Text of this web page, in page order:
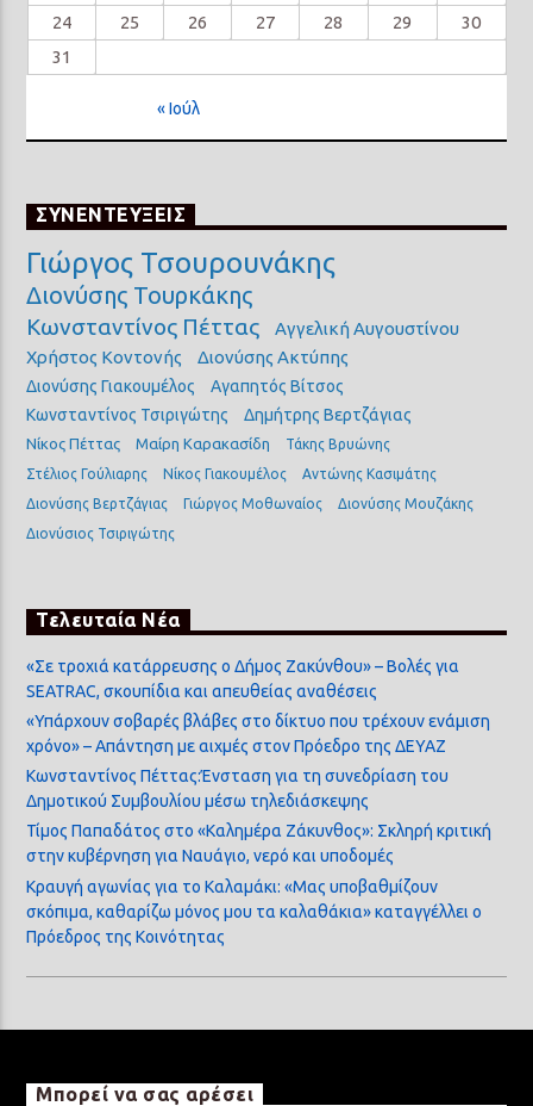
24
25 26 27 28 29
30
31
« Ιούλ
ΣΥΝΕΝΤΕΥΞΕΙΣ
Γιώργος Τσουρουνάκης
Διονύσης Τουρκάκης
Κωνσταντίνος Πέττας
Αγγελική Αυγουστίνου
Χρήστος Κοντονής
Διονύσης Ακτύπης
Διονύσης Γιακουμέλος
Αγαπητός Βίτσος
Κωνσταντίνος Τσιριγώτης
Δημήτρης Βερτζάγιας
Νίκος Πέττας Μαίρη Καρακασίδη
Τάκης Βρυώνης
Στέλιος Γούλιαρης
Νίκος Γιακουμέλος
Αντώνης Κασιμάτης
Διονύσης Βερτζάγιας
Γιώργος Μοθωναίος
Διονύσης Μουζάκης
Διονύσιος Τσιριγώτης
Τελευταία Νέα
«Σε τροχιά κατάρρευσης ο Δήμος Ζακύνθου» – Βολές για
SEATRAC, σκουπίδια και απευθείας αναθέσεις
«Υπάρχουν σοβαρές βλάβες στο δίκτυο που τρέχουν ενάμιση
χρόνο» – Απάντηση με αιχμές στον Πρόεδρο της ΔΕΥΑΖ
Κωνσταντίνος Πέττας:Ένσταση για τη συνεδρίαση του
Δημοτικού Συμβουλίου μέσω τηλεδιάσκεψης
Τίμος Παπαδάτος στο «Καλημέρα Ζάκυνθος»: Σκληρή κριτική
στην κυβέρνηση για Ναυάγιο, νερό και υποδομές
Κραυγή αγωνίας για το Καλαμάκι: «Μας υποβαθμίζουν
σκόπιμα, καθαρίζω μόνος μου τα καλαθάκια» καταγγέλλει ο
Πρόεδρος της Κοινότητας
Μπορεί να σας αρέσει